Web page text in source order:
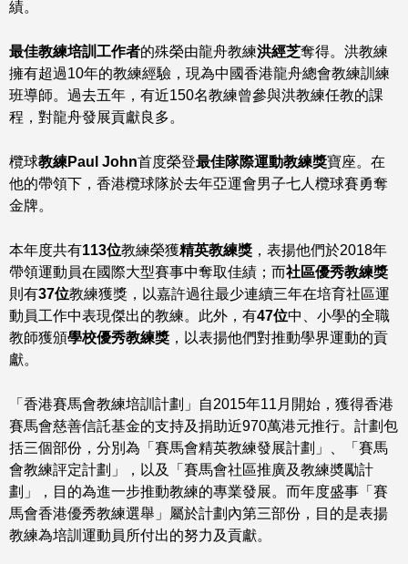
績。
最佳教練培訓工作者的殊榮由龍舟教練洪經芝奪得。洪教練
擁有超過10年的教練經驗，現為中國香港龍舟總會教練訓練
班導師。過去五年，有近150名教練曾參與洪教練任教的課
程，對龍舟發展貢獻良多。
欖球教練Paul John首度榮登最佳隊際運動教練獎寶座。在
他的帶領下，香港欖球隊於去年亞運會男子七人欖球賽勇奪
金牌。
本年度共有113位教練榮獲精英教練獎 ，表揚他們於2018年
帶領運動員在國際大型賽事中奪取佳績；而社區優秀教練獎
則有37位教練獲獎，以嘉許過往最少連續三年在培育社區運
動員工作中表現傑出的教練。此外，有47位中、小學的全職
教師獲頒學校優秀教練獎 ，以表揚他們對推動學界運動的貢
獻。
「香港賽馬會教練培訓計劃」自2015年11月開始，獲得香港
賽馬會慈善信託基金的支持及捐助近970萬港元推行。計劃包
括三個部份，分別為「賽馬會精英教練發展計劃」、「賽馬
會教練評定計劃」，以及「賽馬會社區推廣及教練奬勵計
劃」，目的為進一步推動教練的專業發展。而年度盛事「賽
馬會香港優秀教練選舉」屬於計劃內第三部份，目的是表揚
教練為培訓運動員所付出的努力及貢獻。